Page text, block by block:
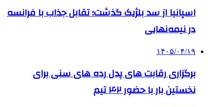
اسپانیا از سد بلژیک گذشت؛ تقابل جذاب با فرانسه
در نیمه‌نهایی
۱۴۰۵/۰۴/۱۹
برگزاری رقابت های پدل رده های سنی برای
نخستین بار با حضور ۴۲ تیم